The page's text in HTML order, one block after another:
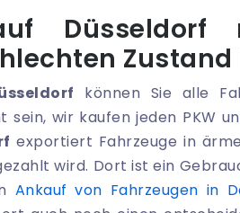
können Sie alle
wir kaufen jeden PKW
exportiert Fahrzeuge in
wird. Dort ist ein
Ankauf von Fahrzeugen in